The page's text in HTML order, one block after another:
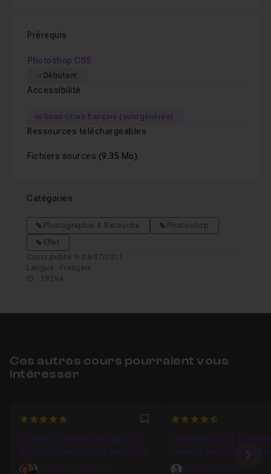
Prérequis
Photoshop CS5
Débutant
Accessibilité
Sous-titres français (autogénérés)
Ressources téléchargeables
Fichiers sources (9.35 Mo)
Catégories
Photographie & Retouche
Photoshop
Effet
Cours publié le 04/07/2011
Langue : Français
ID : 19294
Ces autres cours pourraient vous
intéresser
5 Favori
Création d'une affiche de A à Z :
du DESSIN au DESIGN graphique
Damien G. , Koen T.
4.4
Photoshop CC | 20
Créatifs pour apprendre
maîtriser
Romain Duclos